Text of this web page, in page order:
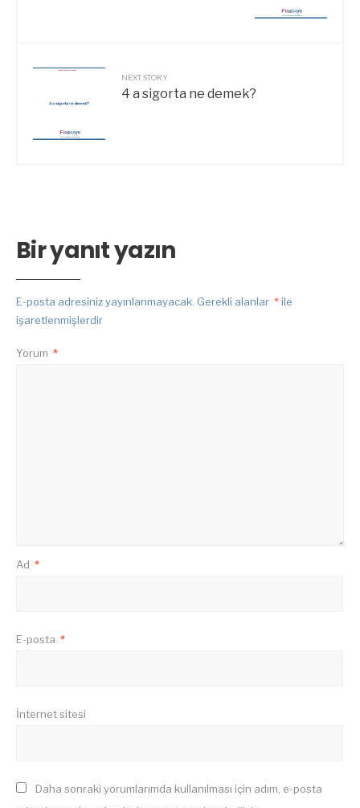
NEXT STORY
4 a sigorta ne demek?
Bir yanıt yazın
E-posta adresiniz yayınlanmayacak. Gerekli alanlar *ile
işaretlenmişlerdir
Yorum *
Ad *
E-posta *
İnternet sitesi
Daha sonraki yorumlarımda kullanılması için adım, e-posta